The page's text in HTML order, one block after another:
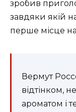
зробив
завдяки якій
перше місце
Вермут
відтінком,
ароматом і